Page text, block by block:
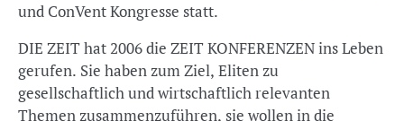
und ConVent Kongresse statt.
DIE ZEIT hat 2006 die ZEIT KONFERENZEN ins Leben
gerufen. Sie haben zum Ziel, Eliten zu
gesellschaftlich und wirtschaftlich relevanten
Themen zusammenzuführen, sie wollen in die